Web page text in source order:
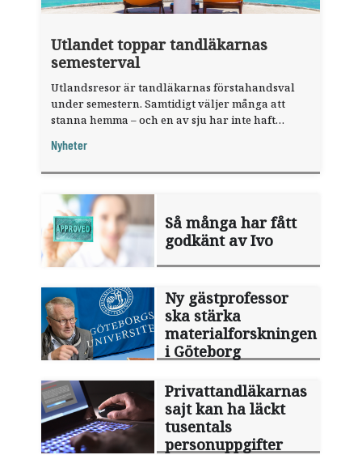
Utlandet toppar tandläkarnas
semesterval
Utlandsresor är tandläkarnas förstahandsval
under semestern. Samtidigt väljer många att
stanna hemma – och en av sju har inte haft
fråga".
Nyheter
Så många har fått
godkänt av Ivo
Ny gästprofessor
ska stärka
materialforskningen
i Göteborg
Privattandläkarnas
sajt kan ha läckt
tusentals
personuppgifter